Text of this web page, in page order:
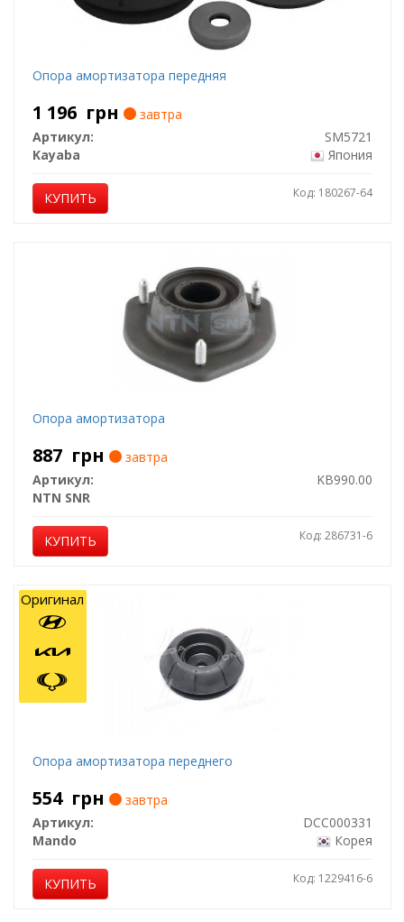
Опора амортизатора передняя
1 196 грн
завтра
Артикул:
SM5721
Kayaba
Япония
КУПИТЬ Код: 180267-64
Опора амортизатора
887 грн
завтра
Артикул:
KB990.00
NTN SNR
КУПИТЬ Код: 286731-6
Опора амортизатора переднего
554 грн
завтра
Артикул:
DCC000331
Mando
Корея
КУПИТЬ Код: 1229416-6
Оригинал